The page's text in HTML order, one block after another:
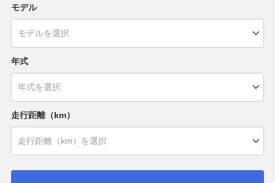
モデル
年式
走行距離（km）